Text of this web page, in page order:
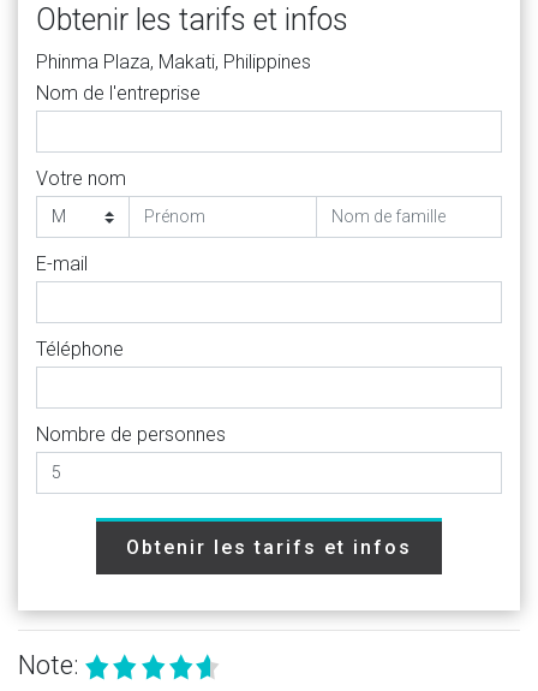
Obtenir les tarifs et infos
Phinma Plaza, Makati, Philippines
Nom de l'entreprise
Votre nom
E-mail
Téléphone
Nombre de personnes
Obtenir les tarifs et infos
Note: